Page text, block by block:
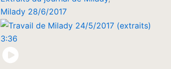
Milady 28/6/2017
3:36